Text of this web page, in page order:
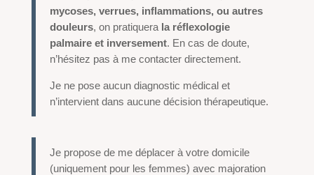
mycoses, verrues, inflammations, ou autres
douleurs, on pratiquerala réflexologie
palmaire et inversement. En cas de doute,
n’hésitez pas à me contacter directement.
Je ne pose aucun diagnostic médical et
n’intervient dans aucune décision thérapeutique.
Je propose de me déplacer à votre domicile
(uniquement pour les femmes) avec majoration